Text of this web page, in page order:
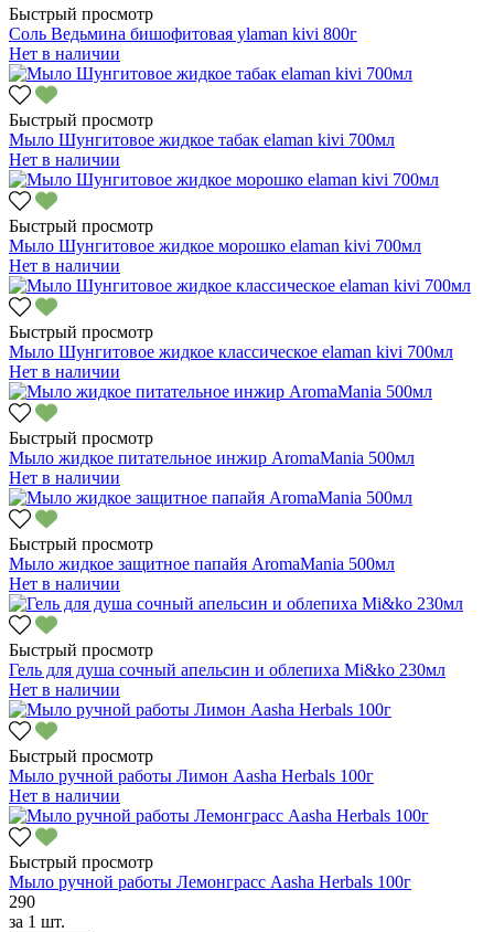
Быстрый просмотр
Соль Ведьмина бишофитовая уlaman kivi 800г
Нет в наличии
Быстрый просмотр
Мыло Шунгитовое жидкое табак elaman kivi 700мл
Нет в наличии
Быстрый просмотр
Мыло Шунгитовое жидкое морошко elaman kivi 700мл
Нет в наличии
Быстрый просмотр
Мыло Шунгитовое жидкое классическое elaman kivi 700мл
Нет в наличии
Быстрый просмотр
Мыло жидкое питательное инжир AromaMania 500мл
Нет в наличии
Быстрый просмотр
Мыло жидкое защитное папайя AromaMania 500мл
Нет в наличии
Быстрый просмотр
Гель для душа сочный апельсин и облепиха Mi&ko 230мл
Нет в наличии
Быстрый просмотр
Мыло ручной работы Лимон Aasha Herbals 100г
Нет в наличии
Быстрый просмотр
Мыло ручной работы Лемонграсс Aasha Herbals 100г
290
за 1 шт.